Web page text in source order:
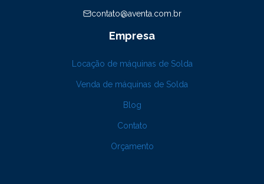
contato@aventa.com.br
Empresa
Locação de máquinas de Solda
Venda de máquinas de Solda
Blog
Contato
Orçamento